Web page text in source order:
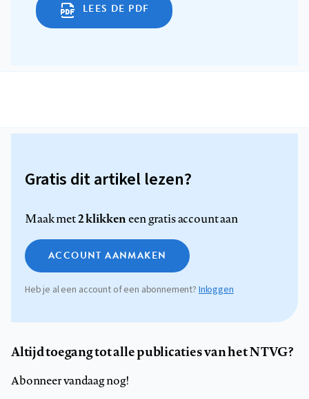
LEES DE PDF
Gratis dit artikel lezen?
Maak met2 klikkeneen gratis account aan
ACCOUNT AANMAKEN
Heb je al een account of een abonnement? Inloggen
Altijd toegang tot alle publicaties van het NTVG?
Abonneer vandaag nog!